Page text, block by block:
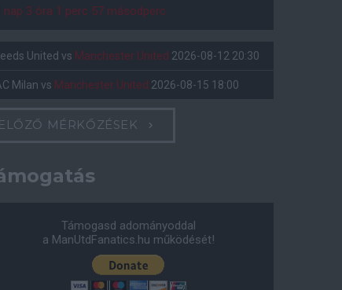
nap 3 óra 1 perc 55 másodperc
Leeds United vs Manchester United 2026-08-12 20:30
Milan vs Manchester United 2026-08-15 18:00
ELŐZŐ MÉRKŐZÉSEK
Támogasd adományoddal
a ManUtdFanatics.hu működését!